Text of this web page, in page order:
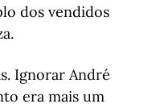
dos vendidos
Ignorar André
era mais um